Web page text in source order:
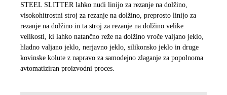
STEEL SLITTER lahko nudi linijo za rezanje na dolžino,
visokohitrostni stroj za rezanje na dolžino, preprosto linijo za
rezanje na dolžino in ta stroj za rezanje na dolžino velike
velikosti, ki lahko natančno reže na dolžino vroče valjano jeklo,
hladno valjano jeklo, nerjavno jeklo, silikonsko jeklo in druge
kovinske kolute z napravo za samodejno zlaganje za popolnoma
avtomatiziran proizvodni proces.